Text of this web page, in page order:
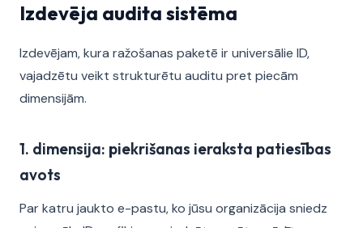
Izdevēja audita sistēma
Izdevējam, kura ražošanas paketē ir universālie ID,
vajadzētu veikt strukturētu auditu pret piecām
dimensijām.
1. dimensija: piekrišanas ieraksta patiesības
avots
Par katru jaukto e-pastu, ko jūsu organizācija sniedz